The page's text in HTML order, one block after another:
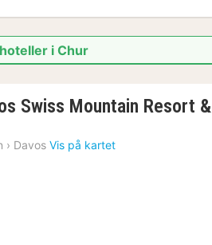
i Chur
Swiss Mountain Resort &
› Davos Vis på kartet